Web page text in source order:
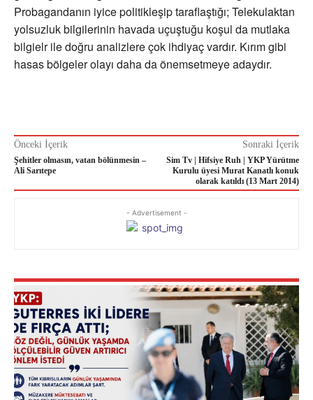
Probagandanın iyice politikleşip taraflaştığı; Telekulaktan
yolsuzluk bilgilerinin havada uçuştuğu koşul da mutlaka
bilgielr ile doğru analizlere çok ihdiyaç vardır. Kırım gibi
hasas bölgeler olayı daha da önemsetmeye adaydır.
Önceki İçerik
Şehitler olmasın, vatan bölünmesin –
Ali Sarıtepe
Sonraki İçerik
Sim Tv | Hifsiye Ruh | YKP Yürütme
Kurulu üyesi Murat Kanatlı konuk
olarak katıldı (13 Mart 2014)
- Advertisement -